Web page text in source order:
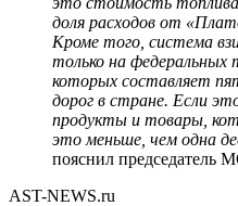
доля расходов от
Кроме того, система
только на
которых составляет
дорог в стране. Если
продукты и товары,
это меньше, чем одна
пояснил председатель
AST-NEWS.ru